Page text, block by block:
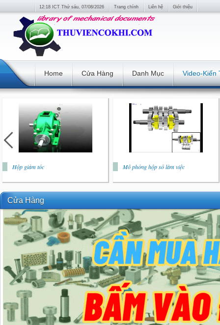
12:18 ICT Thứ sáu, 07/08/2026 Trang chính Liên hệ Giới thiệu
Home Cửa Hàng Danh Mục Video-Kiến
Hộp giảm tốc Mô phỏng hộp số làm việc
Cửa Hàng